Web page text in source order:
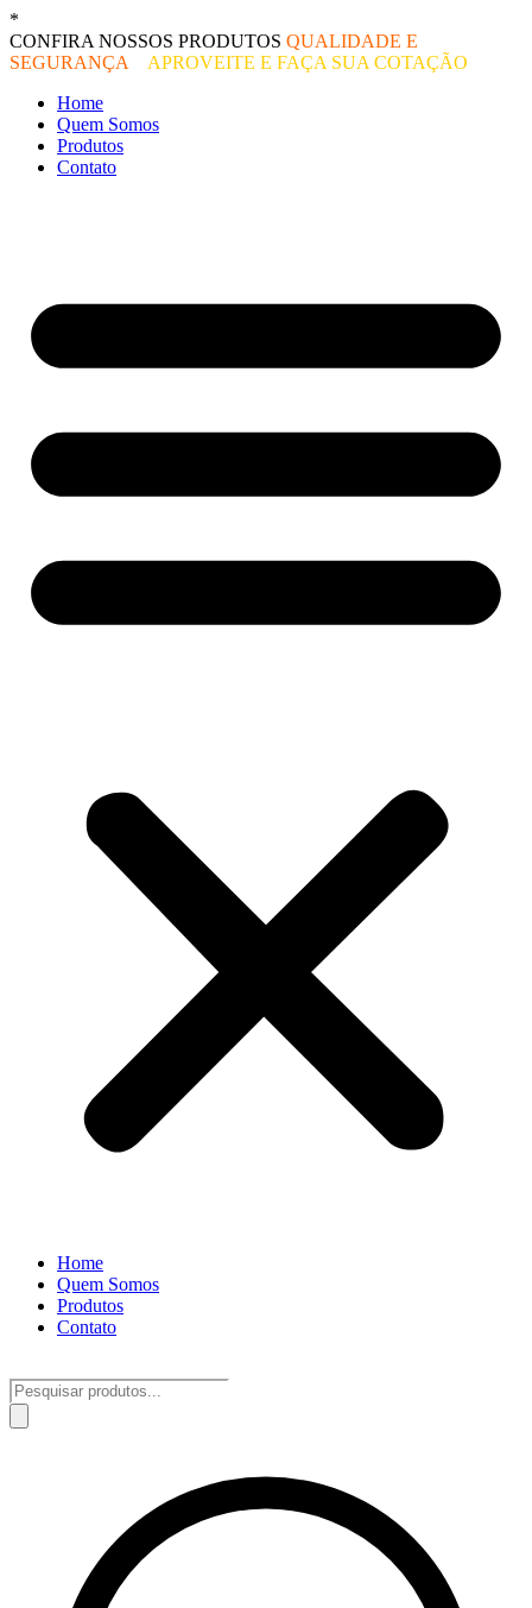
Ir
para
o
*
CONFIRA NOSSOS PRODUTOS QUALIDADE E
SEGURANÇA
APROVEITE E FAÇA SUA COTAÇÃO
Home
Quem Somos
Produtos
Contato
Home
Quem Somos
Produtos
Contato
Pesquisar
produtos